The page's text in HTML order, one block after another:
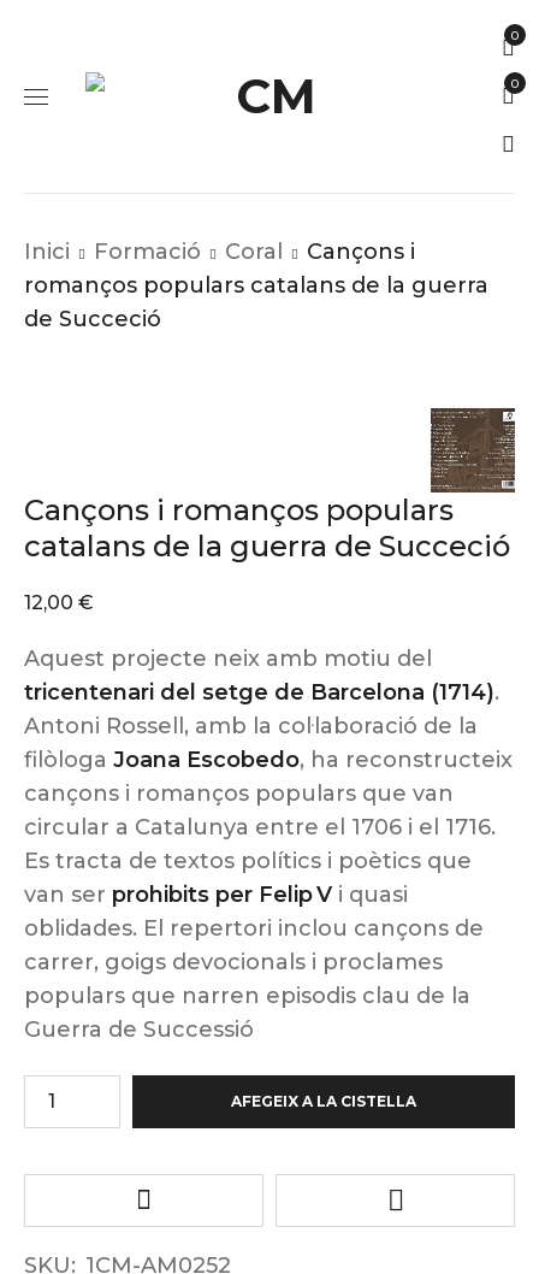
0
0
Inici Formació Coral
Cançons i
romanços populars catalans de la guerra
de Succeció
Cançons i romanços populars
catalans de la guerra de Succeció
12,00 €
Aquest projecte neix amb motiu del
tricentenari del setge de Barcelona (1714).
Antoni Rossell, amb la col·laboració de la
filòloga Joana Escobedo, ha reconstructeix
cançons i romanços populars que van
circular a Catalunya entre el 1706 i el 1716.
Es tracta de textos polítics i poètics que
van ser prohibits per Felip V i quasi
oblidades. El repertori inclou cançons de
carrer, goigs devocionals i proclames
populars que narren episodis clau de la
Guerra de Successió
AFEGEIX A LA CISTELLA
SKU: 1CM-AM0252